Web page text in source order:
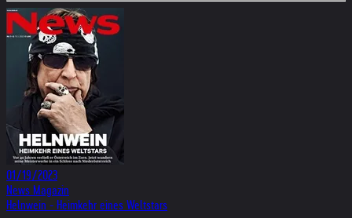
01/19/2023
News Magazin
Helnwein - Heimkehr eines Weltstars